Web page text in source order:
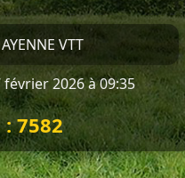
VTT
2026 à 09:35
:7582